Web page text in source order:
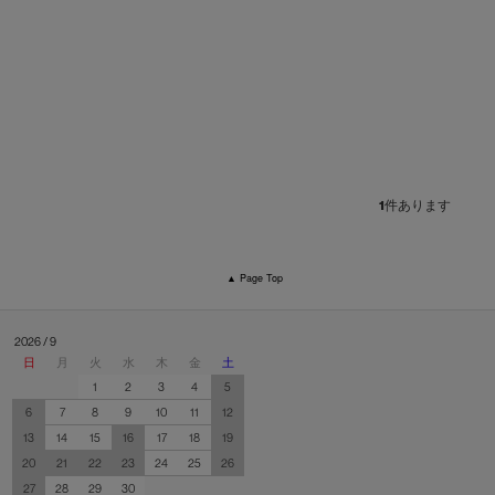
1件あります
▲ Page Top
2026 / 9
日
月 火 水 木 金
土
1
2 3 4
5
6
7 8 9 10 11
12
13
14 15 16 17 18
19
20
21 22 23 24 25
26
27
28 29 30